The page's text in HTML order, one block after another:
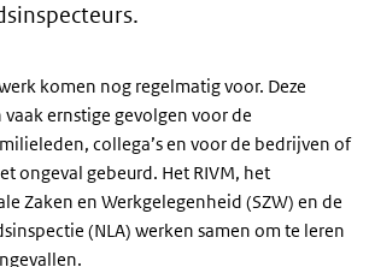
komen nog regelmatig voor. Deze
ernstige gevolgen voor de
collega’s en voor de bedrijven of
ongeval gebeurd. Het RIVM, het
Zaken en Werkgelegenheid (SZW) en de
(NLA) werken samen om te leren